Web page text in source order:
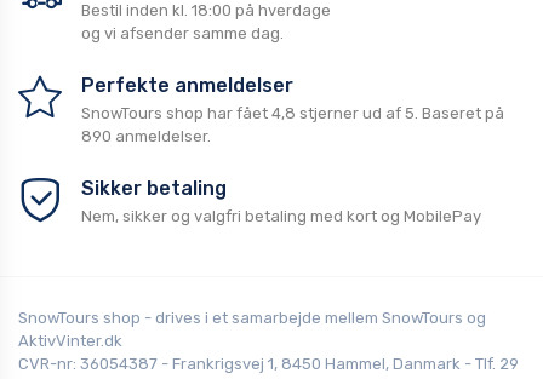
Bestil inden kl. 18:00 på hverdage
og vi afsender samme dag.
Perfekte anmeldelser
SnowTours shop har fået 4,8 stjerner ud af 5. Baseret på
890 anmeldelser.
Sikker betaling
Nem, sikker og valgfri betaling med kort og MobilePay
SnowTours shop - drives i et samarbejde mellem SnowTours og
AktivVinter.dk
CVR-nr: 36054387 - Frankrigsvej 1, 8450 Hammel, Danmark - Tlf. 29